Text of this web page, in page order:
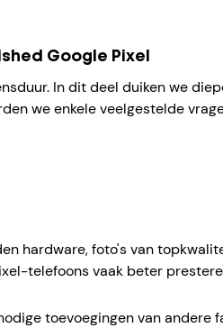
Google Pixel
In dit deel duiken we
we enkele veelgestelde
hardware, foto's van
telefoons vaak beter
toevoegingen van andere